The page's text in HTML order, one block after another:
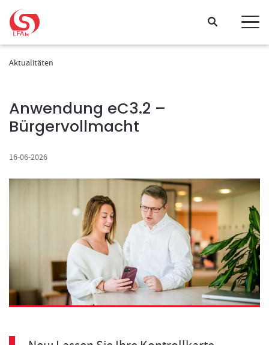
Gehen Sie direkt zum Inhalt
Aktualitäten
Anwendung eC3.2 –
Bürgervollmacht
16-06-2026